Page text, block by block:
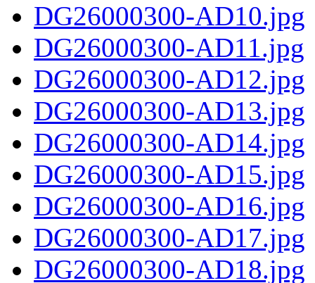
DG26000300-AD10.jpg
DG26000300-AD11.jpg
DG26000300-AD12.jpg
DG26000300-AD13.jpg
DG26000300-AD14.jpg
DG26000300-AD15.jpg
DG26000300-AD16.jpg
DG26000300-AD17.jpg
DG26000300-AD18.jpg